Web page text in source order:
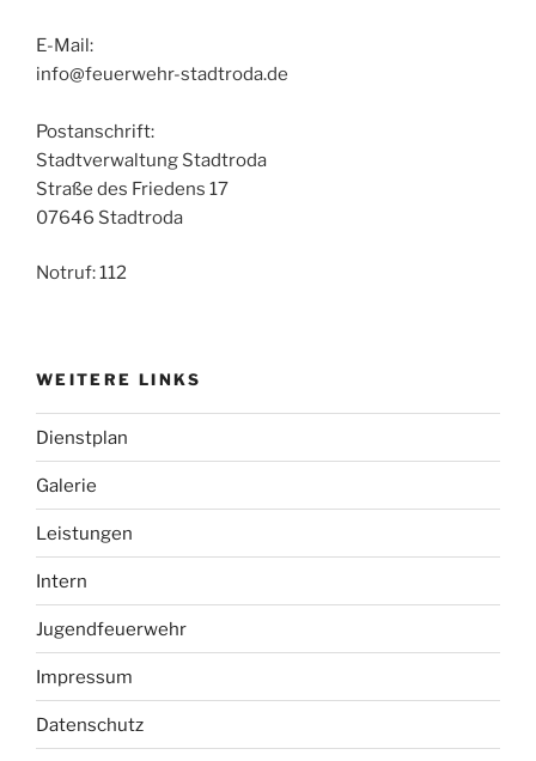
E-Mail:
info@feuerwehr-stadtroda.de
Postanschrift:
Stadtverwaltung Stadtroda
Straße des Friedens 17
07646 Stadtroda
Notruf: 112
WEITERE LINKS
Dienstplan
Galerie
Leistungen
Intern
Jugendfeuerwehr
Impressum
Datenschutz